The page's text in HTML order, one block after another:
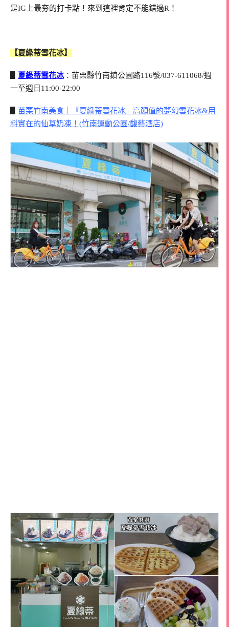
是IG上最夯的打卡點！來到這裡肯定不能錯過R！
【夏綠蒂雪花冰】
夏綠蒂雪花冰：苗栗縣竹南鎮公園路116號/037-611068/週
一至週日11:00-22:00
苗栗竹南美食｜『夏綠蒂雪花冰』高顏值的夢幻雪花冰&用
料實在的仙草奶凍！(竹南運動公園/馥藝酒店)